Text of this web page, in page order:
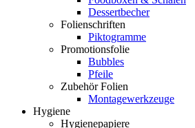
Dessertbecher
Folienschriften
Piktogramme
Promotionsfolie
Bubbles
Pfeile
Zubehör Folien
Montagewerkzeuge
Hygiene
Hygienepapiere